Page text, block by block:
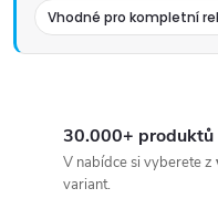
Vhodné pro kompletní
30.000+ produktů
V nabídce si vyberete z
variant.